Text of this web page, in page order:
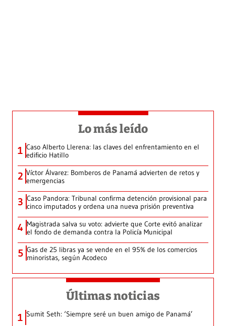
Lo más leído
1 Caso Alberto Llerena: las claves del enfrentamiento en el
edificio Hatillo
2 Víctor Álvarez: Bomberos de Panamá advierten de retos y
emergencias
3 Caso Pandora: Tribunal confirma detención provisional para
cinco imputados y ordena una nueva prisión preventiva
4 Magistrada salva su voto: advierte que Corte evitó analizar
el fondo de demanda contra la Policía Municipal
5 Gas de 25 libras ya se vende en el 95% de los comercios
minoristas, según Acodeco
Últimas noticias
1 Sumit Seth: ‘Siempre seré un buen amigo de Panamá’